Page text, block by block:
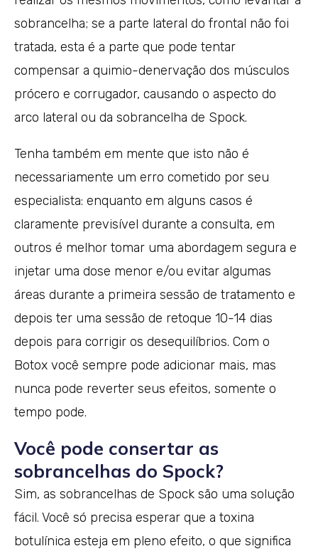
sobrancelha; se a parte lateral do frontal não foi
tratada, esta é a parte que pode tentar
compensar a quimio-denervação dos músculos
prócero e corrugador, causando o aspecto do
arco lateral ou da sobrancelha de Spock.
Tenha também em mente que isto não é
necessariamente um erro cometido por seu
especialista: enquanto em alguns casos é
claramente previsível durante a consulta, em
outros é melhor tomar uma abordagem segura e
injetar uma dose menor e/ou evitar algumas
áreas durante a primeira sessão de tratamento e
depois ter uma sessão de retoque 10-14 dias
depois para corrigir os desequilíbrios. Com o
Botox você sempre pode adicionar mais, mas
nunca pode reverter seus efeitos, somente o
tempo pode.
Você pode consertar as
sobrancelhas do Spock?
Sim, as sobrancelhas de Spock são uma solução
fácil. Você só precisa esperar que a toxina
botulínica esteja em pleno efeito, o que significa